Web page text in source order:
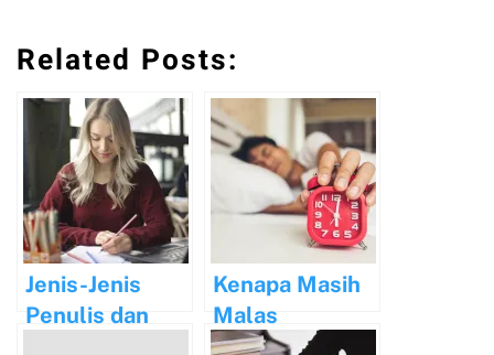
Related Posts:
Jenis-Jenis
Penulis dan
Kenapa Masih
Malas
Menulis?